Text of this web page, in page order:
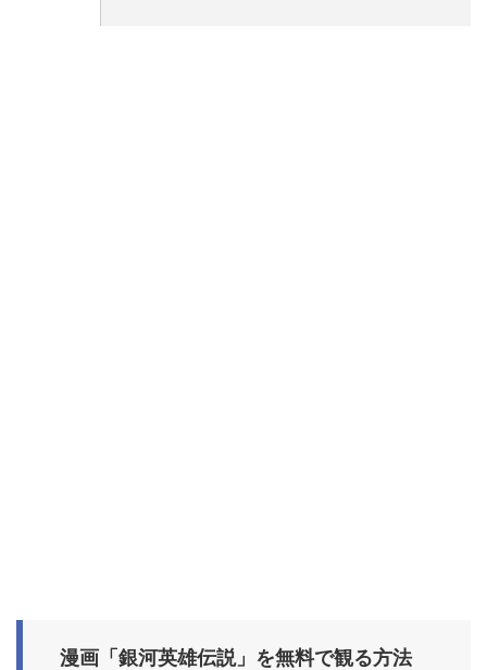
漫画「銀河英雄伝説」を無料で観る方法